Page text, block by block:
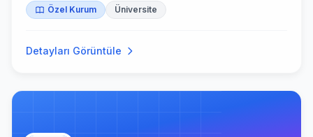
Özel Kurum Üniversite
Detayları Görüntüle